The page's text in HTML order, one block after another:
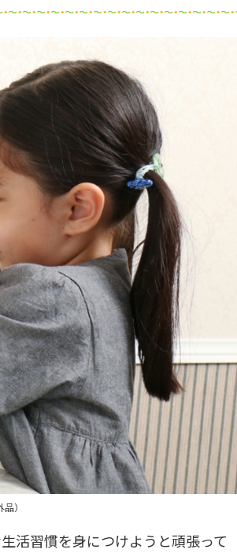
）
活習慣を身につけようと頑張って